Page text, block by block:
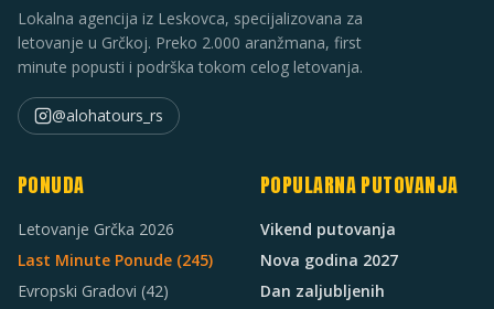
Lokalna agencija iz Leskovca, specijalizovana za
letovanje u Grčkoj. Preko 2.000 aranžmana, first
minute popusti i podrška tokom celog letovanja.
@alohatours_rs
PONUDA
Letovanje Grčka 2026
Last Minute Ponude (245)
Evropski Gradovi (42)
POPULARNA PUTOVANJA
Vikend putovanja
Nova godina 2027
Dan zaljubljenih